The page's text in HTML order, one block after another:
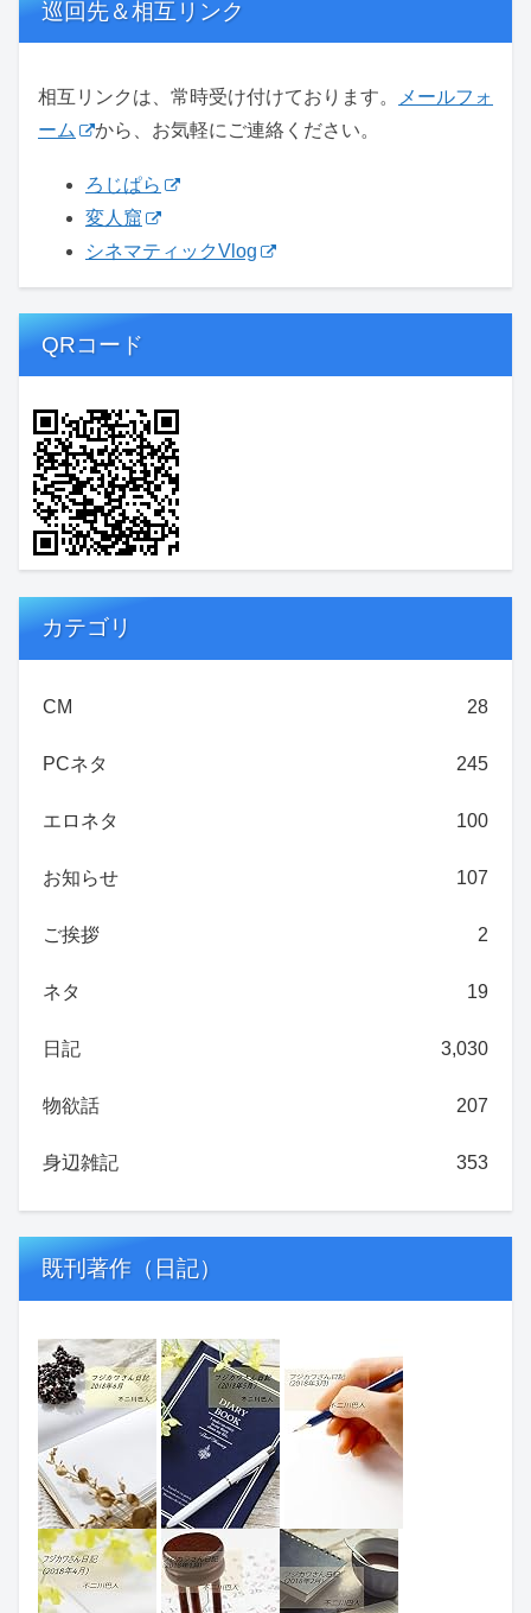
巡回先＆相互リンク
相互リンクは、常時受け付けております。
メールフォ
ーム
から、お気軽にご連絡ください。
ろじぱら
変人窟
シネマティックVlog
QRコード
カテゴリ
CM 28
PCネタ 245
エロネタ 100
お知らせ 107
ご挨拶 2
ネタ 19
日記 3,030
物欲話 207
身辺雑記 353
既刊著作（日記）